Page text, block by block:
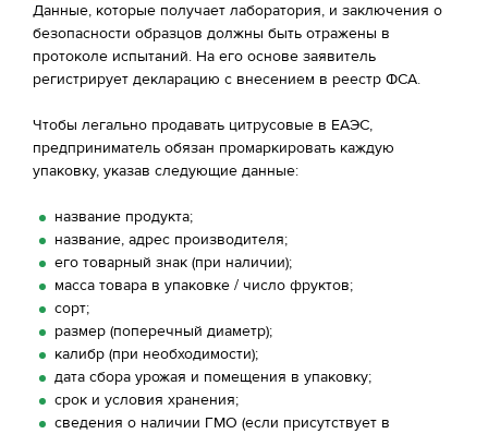
Данные, которые получает лаборатория, и заключения о
безопасности образцов должны быть отражены в
протоколе испытаний. На его основе заявитель
регистрирует декларацию с внесением в реестр ФСА.
Чтобы легально продавать цитрусовые в ЕАЭС,
предприниматель обязан промаркировать каждую
упаковку, указав следующие данные:
название продукта;
название, адрес производителя;
его товарный знак (при наличии);
масса товара в упаковке / число фруктов;
сорт;
размер (поперечный диаметр);
калибр (при необходимости);
дата сбора урожая и помещения в упаковку;
срок и условия хранения;
сведения о наличии ГМО (если присутствует в